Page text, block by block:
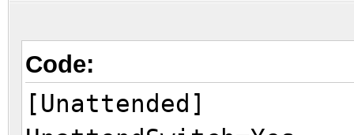
Code:
[Unattended]